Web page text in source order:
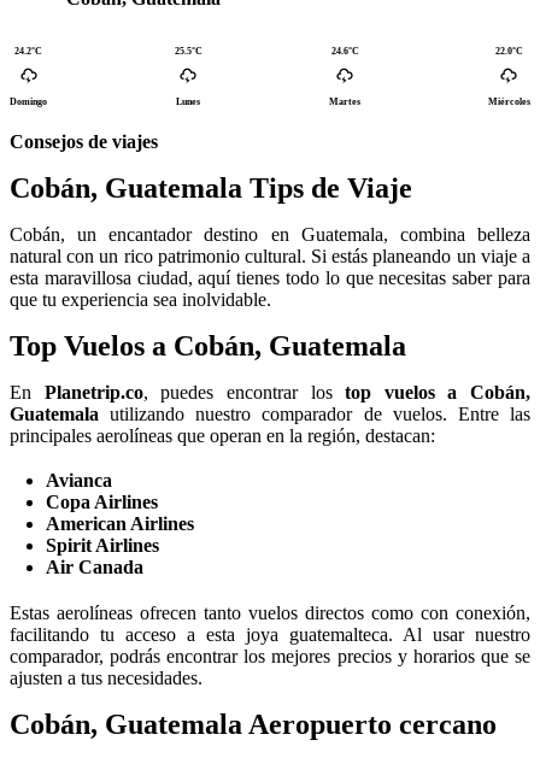
24.2°C
Domingo
25.5°C
Lunes
24.6°C
Martes
22.0°C
Miércoles
Consejos de viajes
Cobán, Guatemala Tips de Viaje
Cobán, un encantador destino en Guatemala, combina belleza
natural con un rico patrimonio cultural. Si estás planeando un viaje a
esta maravillosa ciudad, aquí tienes todo lo que necesitas saber para
que tu experiencia sea inolvidable.
Top Vuelos a Cobán, Guatemala
En Planetrip.co, puedes encontrar lostop vuelos a Cobán,
Guatemala utilizando nuestro comparador de vuelos. Entre las
principales aerolíneas que operan en la región, destacan:
Avianca
Copa Airlines
American Airlines
Spirit Airlines
Air Canada
Estas aerolíneas ofrecen tanto vuelos directos como con conexión,
facilitando tu acceso a esta joya guatemalteca. Al usar nuestro
comparador, podrás encontrar los mejores precios y horarios que se
ajusten a tus necesidades.
Cobán, Guatemala Aeropuerto cercano